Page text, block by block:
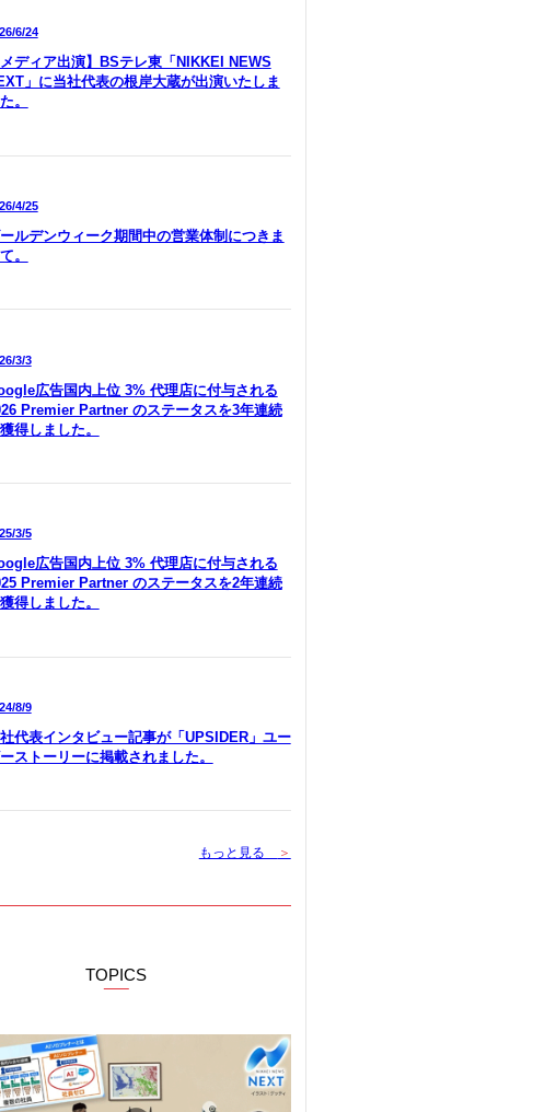
6/24
メディア出演】BSテレ東「NIKKEI NEWS
」に当社代表の根岸大蔵が出演いたしま
。
4/25
ルデンウィーク期間中の営業体制につきま
。
3/3
広告国内上位 3% 代理店に付与される
Premier Partner のステータスを3年連続
得しました。
3/5
広告国内上位 3% 代理店に付与される
Premier Partner のステータスを2年連続
得しました。
8/9
代表インタビュー記事が「UPSIDER」ユー
ストーリーに掲載されました。
もっと見る ＞
TOPICS